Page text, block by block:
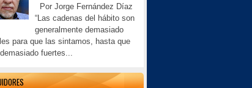
Por Jorge Fernández Díaz
“Las cadenas del hábito son
generalmente demasiado
para que las sintamos, hasta que
fuertes...